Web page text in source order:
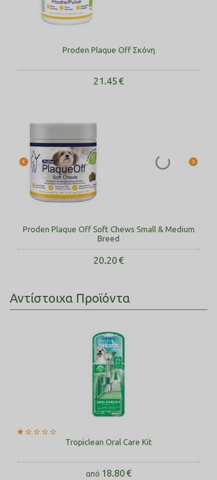
Proden Plaque Off Σκόνη
21.45€
Proden Plaque Off Soft Chews Small & Medium
Breed
20.20€
Αντίστοιχα Προϊόντα
Tropiclean Oral Care Kit
από 18.80€